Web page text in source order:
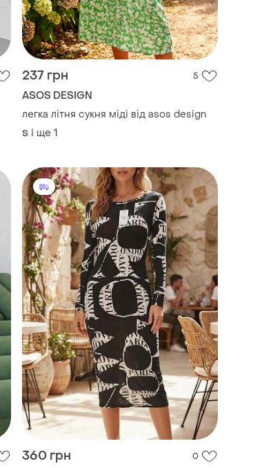
237 грн 5
ASOS DESIGN
​легка літня сукня міді від asos design
S і ще 1
360 грн 0